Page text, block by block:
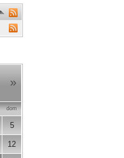
»
dom
5
12